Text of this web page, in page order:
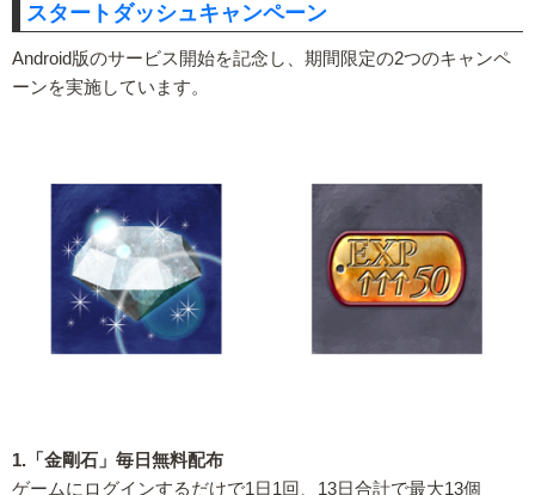
スタートダッシュキャンペーン
Android版のサービス開始を記念し、期間限定の2つのキャンペ
ーンを実施しています。
1.「金剛石」毎日無料配布
ゲームにログインするだけで1日1回、13日合計で最大13個